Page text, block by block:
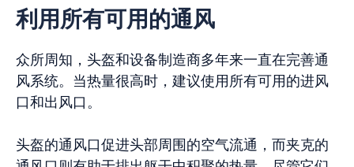
利用所有可用的通风
众所周知，头盔和设备制造商多年来一直在完善通
风系统。当热量很高时，建议使用所有可用的进风
口和出风口。
头盔的通风口促进头部周围的空气流通，而夹克的